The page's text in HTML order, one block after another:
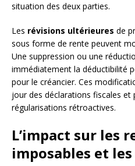
situation des deux parties.
Les révisions ultérieures de
sous forme de rente peuvent
Une suppression ou une
immédiatement la déductibilité
pour le créancier. Ces
jour des déclarations fiscales et
régularisations rétroactives.
L’impact sur les
imposables et